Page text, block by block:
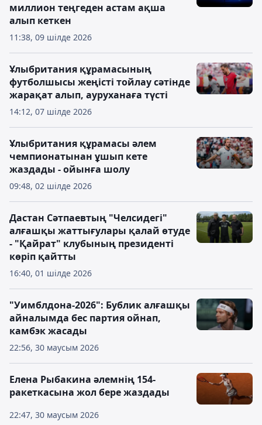
11:38, 09 шілде 2026
миллион теңгеден астам ақша
алып кеткен
14:12, 07 шілде 2026
Ұлыбритания құрамасының
футболшысы жеңісті тойлау сәтінде
жарақат алып, ауруханаға түсті
09:48, 02 шілде 2026
Ұлыбритания құрамасы әлем
чемпионатынан ұшып кете
жаздады - ойынға шолу
16:40, 01 шілде 2026
Дастан Сәтпаевтың "Челсидегі"
алғашқы жаттығулары қалай өтуде
- "Қайрат" клубының президенті
көріп қайтты
22:56, 30 маусым 2026
"Уимблдона-2026": Бублик алғашқы
айналымда бес партия ойнап,
камбэк жасады
22:47, 30 маусым 2026
Елена Рыбакина әлемнің 154-
ракеткасына жол бере жаздады